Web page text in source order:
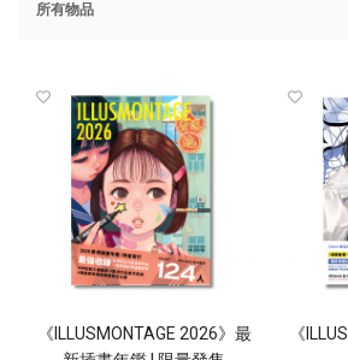
所有物品
《ILLUSMONTAGE 2026》最
《